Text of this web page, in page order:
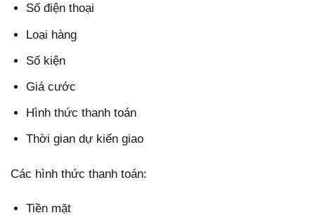
Số điện thoại
Loại hàng
Số kiện
Giá cước
Hình thức thanh toán
Thời gian dự kiến giao
Các hình thức thanh toán:
Tiền mặt